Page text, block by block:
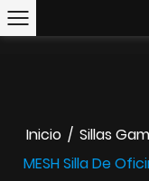
Inicio / Sillas
MESH Silla De